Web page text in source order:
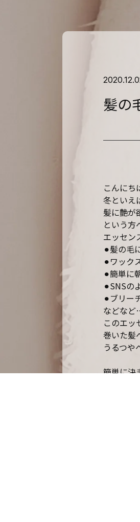
髪の
こんにち
冬といえ
髪に艶が
という方
エッセン
⚫︎髪の毛
⚫︎ワック
⚫︎簡単に
⚫︎SNSの
⚫︎ブリー
などな
このエッ
巻いた髪
うるつや
簡単に決